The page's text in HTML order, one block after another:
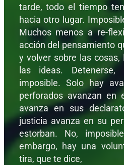
tarde, todo el tiempo
hacia otro lugar.
Muchos menos a re-
acción del pensamiento
y volver sobre las
las ideas. Detenerse,
imposible. Solo hay
perforados avanzan en
avanza en sus
justicia avanza en su
estorban. No,
embargo, hay una
tira, que te dice,